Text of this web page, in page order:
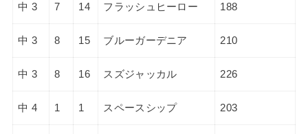
中 3 7 14 フラッシュヒーロー 188
中 3 8 15 ブルーガーデニア 210
中 3 8 16 スズジャッカル 226
中 4 1 1 スペースシップ 203